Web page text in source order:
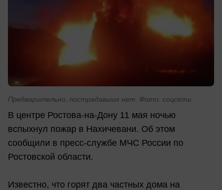
Предварительно, пострадавших нет. Фото: соцсети
В центре Ростова-на-Дону 11 мая ночью
вспыхнул пожар в Нахичевани. Об этом
сообщили в пресс-службе МЧС России по
Ростовской области.
Известно, что горят два частных дома на